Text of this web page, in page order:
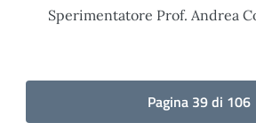
Sperimentatore Prof. Andrea
Pagina 39 di 106